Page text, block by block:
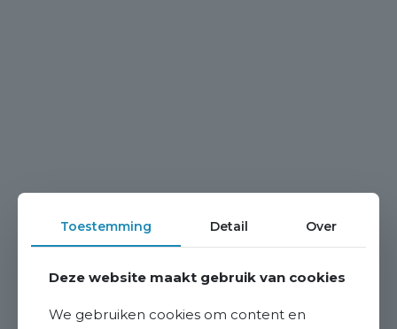
Toestemming Detail Over
Deze website maakt gebruik van cookies
We gebruiken cookies om content en